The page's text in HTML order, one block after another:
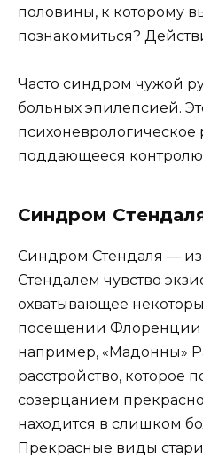
половины, к которому
познакомиться?
Часто синдром чужой
больных эпилепсией.
психоневрологическое
поддающееся
Синдром
Синдром Стендаля —
Стендалем чувство
охватывающее
посещении Флоренции
например, «Мадонны»
расстройство, которое
созерцанием
находится в слишком
Прекрасные виды